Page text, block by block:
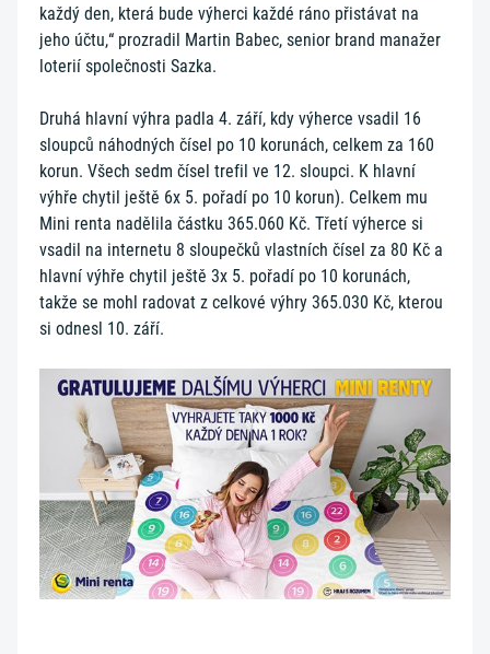
každý den, která bude výherci každé ráno přistávat na
jeho účtu,“ prozradil Martin Babec, senior brand manažer
loterií společnosti Sazka.
Druhá hlavní výhra padla 4. září, kdy výherce vsadil 16
sloupců náhodných čísel po 10 korunách, celkem za 160
korun. Všech sedm čísel trefil ve 12. sloupci. K hlavní
výhře chytil ještě 6x 5. pořadí po 10 korun). Celkem mu
Mini renta nadělila částku 365.060 Kč. Třetí výherce si
vsadil na internetu 8 sloupečků vlastních čísel za 80 Kč a
hlavní výhře chytil ještě 3x 5. pořadí po 10 korunách,
takže se mohl radovat z celkové výhry 365.030 Kč, kterou
si odnesl 10. září.